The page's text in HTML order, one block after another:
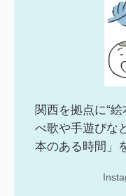
関西を拠点に“
べ歌や手遊びな
本のある時間」